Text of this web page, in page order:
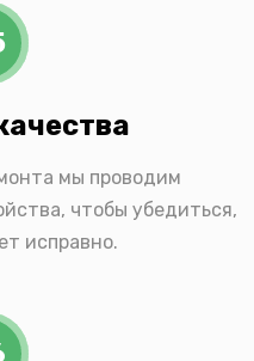
мы проводим
чтобы убедиться,
исправно.